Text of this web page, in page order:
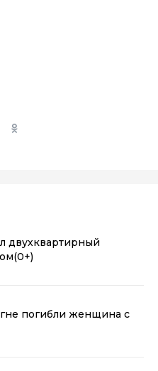
двухквартирный
(0+)
погибли женщина с